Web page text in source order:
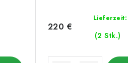
Lieferzeit:
(2 Stk.)
220 €